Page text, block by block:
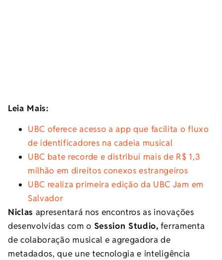
Leia Mais:
UBC oferece acesso a app que facilita o fluxo
de identificadores na cadeia musical
UBC bate recorde e distribui mais de R$ 1,3
milhão em direitos conexos estrangeiros
UBC realiza primeira edição da UBC Jam em
Salvador
Niclas apresentará nos encontros as inovações
desenvolvidas com o Session Studio, ferramenta
de colaboração musical e agregadora de
metadados, que une tecnologia e inteligência